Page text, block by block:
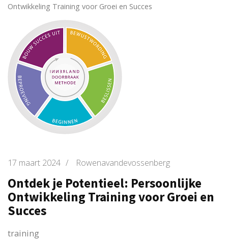
Ontwikkeling Training voor Groei en Succes
17 maart 2024 / Rowenavandevossenberg
Ontdek je Potentieel: Persoonlijke
Ontwikkeling Training voor Groei en
Succes
training